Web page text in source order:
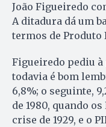
João Figueiredo
A ditadura dá um
termos de
Figueiredo pediu à
todavia é bom
6,8%; o seguinte,
de 1980, quando
crise de 1929, e o